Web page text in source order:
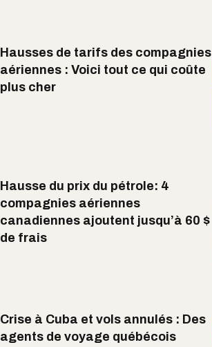
Hausses de tarifs des compagnies
aériennes : Voici tout ce qui coûte
plus cher
Hausse du prix du pétrole: 4
compagnies aériennes
canadiennes ajoutent jusqu’à 60 $
de frais
Crise à Cuba et vols annulés : Des
agents de voyage québécois